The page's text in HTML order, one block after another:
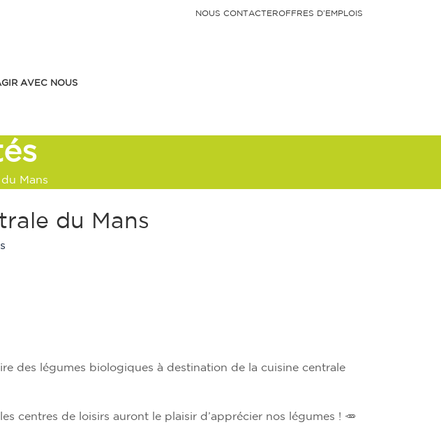
NOUS CONTACTEROFFRES D’EMPLOIS
AVEC NOUS
Mans
du Mans
des légumes biologiques à destination de la cuisine centrale
centres de loisirs auront le plaisir d’apprécier nos légumes ! 🥕